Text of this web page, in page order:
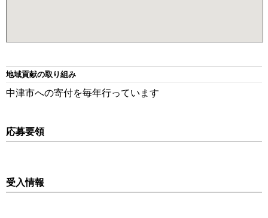
地域貢献の取り組み
中津市への寄付を毎年行っています
応募要領
受入情報